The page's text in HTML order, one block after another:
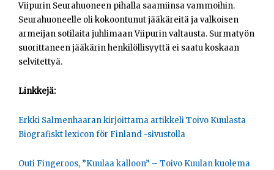
Viipurin Seurahuoneen pihalla saamiinsa vammoihin.
Seurahuoneelle oli kokoontunut jääkäreitä ja valkoisen
armeijan sotilaita juhlimaan Viipurin valtausta. Surmatyön
suorittaneen jääkärin henkilöllisyyttä ei saatu koskaan
selvitettyä.
Linkkejä:
Erkki Salmenhaaran kirjoittama artikkeli Toivo Kuulasta
Biografiskt lexicon för Finland -sivustolla
Outi Fingeroos, ”Kuulaa kalloon” – Toivo Kuulan kuolema